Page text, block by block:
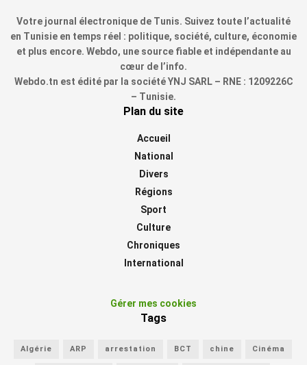
Votre journal électronique de Tunis. Suivez toute l’actualité
en Tunisie en temps réel : politique, société, culture, économie
et plus encore. Webdo, une source fiable et indépendante au
cœur de l’info.
Webdo.tn est édité par la société YNJ SARL – RNE : 1209226C
– Tunisie.
Plan du site
Accueil
National
Divers
Régions
Sport
Culture
Chroniques
International
Gérer mes cookies
Tags
Algérie ARP arrestation BCT chine Cinéma